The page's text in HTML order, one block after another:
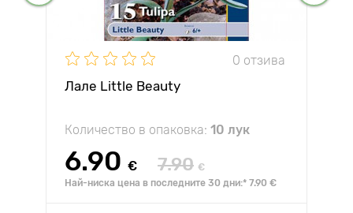
0 отзива
Лале Little Beauty
Количество в опаковка: 10 лук
6.90 € 7.90 €
Най-ниска цена в последните 30 дни:* 7.90 €